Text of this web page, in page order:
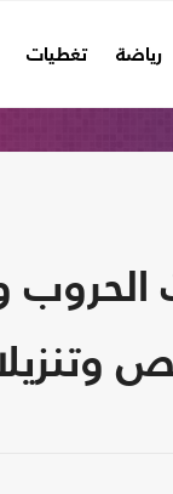
رياضة تغطيات